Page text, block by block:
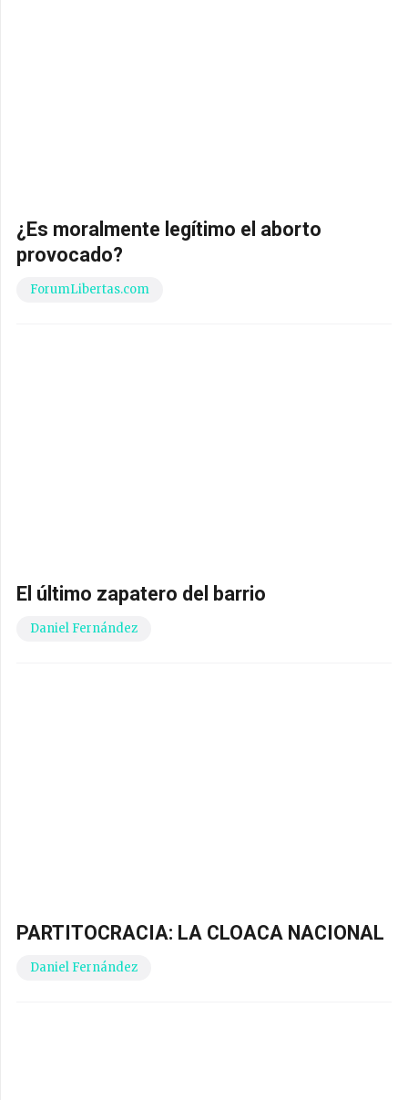
¿Es moralmente legítimo el aborto
provocado?
ForumLibertas.com
El último zapatero del barrio
Daniel Fernández
PARTITOCRACIA: LA CLOACA NACIONAL
Daniel Fernández